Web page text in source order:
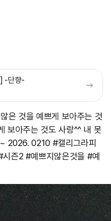
-단향-
은 것을 예쁘게 보아주는 것
보아주는 것도 사랑^^ 내 못
2026. 0210 #캘리그라피
즌2 #예쁘지않은것을 #예